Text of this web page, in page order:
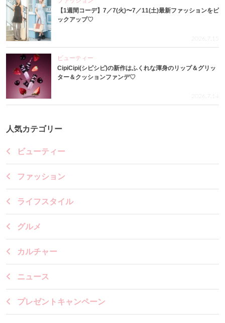
【1週間コーデ】7／7(火)〜7／11(土)最新ファッションをピ
ックアップ♡
2026.7.15
ビューティー
CipiCipi(シピシピ)の新作はふくれな渾身のリップ＆グリッ
ター＆クッションファンデ♡
2026.7.14
人気カテゴリー
ビューティー
ファッション
ライフスタイル
グルメ
カルチャー
ニュース
プレゼントキャンペーン